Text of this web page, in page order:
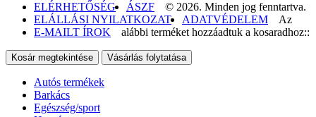
ELÉRHETŐSÉG
ÁSZF
ELÁLLÁSI NYILATKOZAT
ADATVÉDELEM
E-MAILT ÍROK
© 2026. Minden jog fenntartva.
Az
alábbi terméket hozzáadtuk a kosaradhoz::
Kosár megtekintése Vásárlás folytatása
Autós termékek
Barkács
Egészség/sport